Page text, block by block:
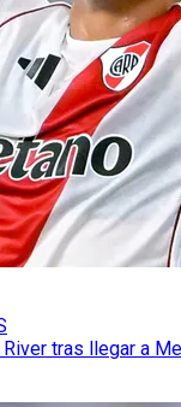
tras llegar a